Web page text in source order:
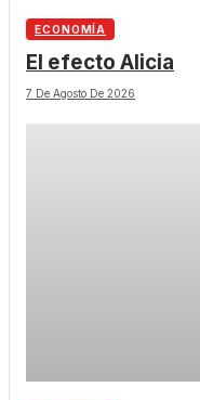
ECONOMÍA
El efecto Alicia
7 De Agosto De 2026